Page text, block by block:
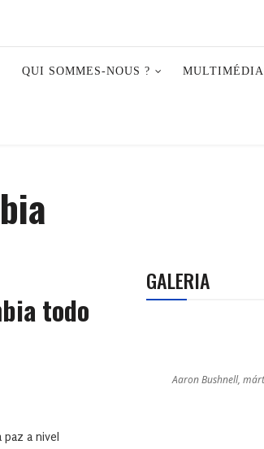
QUI SOMMES-NOUS ?
todo
a nivel
GALERIA
Aaron Bushnell,